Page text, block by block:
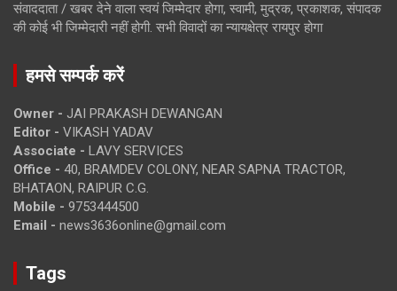
संवाददाता / खबर देने वाला स्वयं जिम्मेदार होगा, स्वामी, मुद्रक, प्रकाशक, संपादक
की कोई भी जिम्मेदारी नहीं होगी. सभी विवादों का न्यायक्षेत्र रायपुर होगा
हमसे सम्पर्क करें
Owner - JAI PRAKASH DEWANGAN
Editor - VIKASH YADAV
Associate - LAVY SERVICES
Office - 40, BRAMDEV COLONY, NEAR SAPNA TRACTOR,
BHATAON, RAIPUR C.G.
Mobile - 9753444500
Email - news3636online@gmail.com
Tags